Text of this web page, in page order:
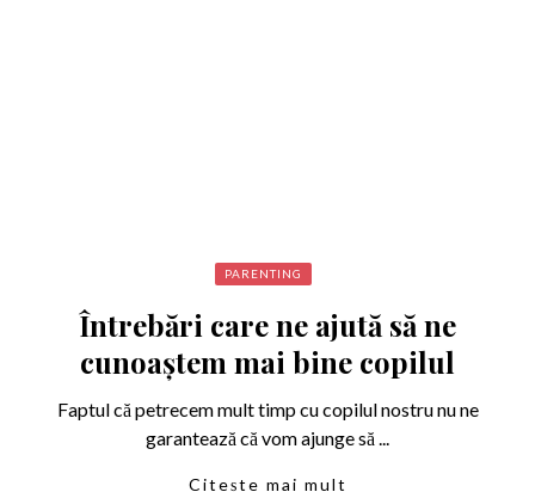
PARENTING
Întrebări care ne ajută să ne
cunoaştem mai bine copilul
Faptul că petrecem mult timp cu copilul nostru nu ne
garantează că vom ajunge să ...
Citește mai mult